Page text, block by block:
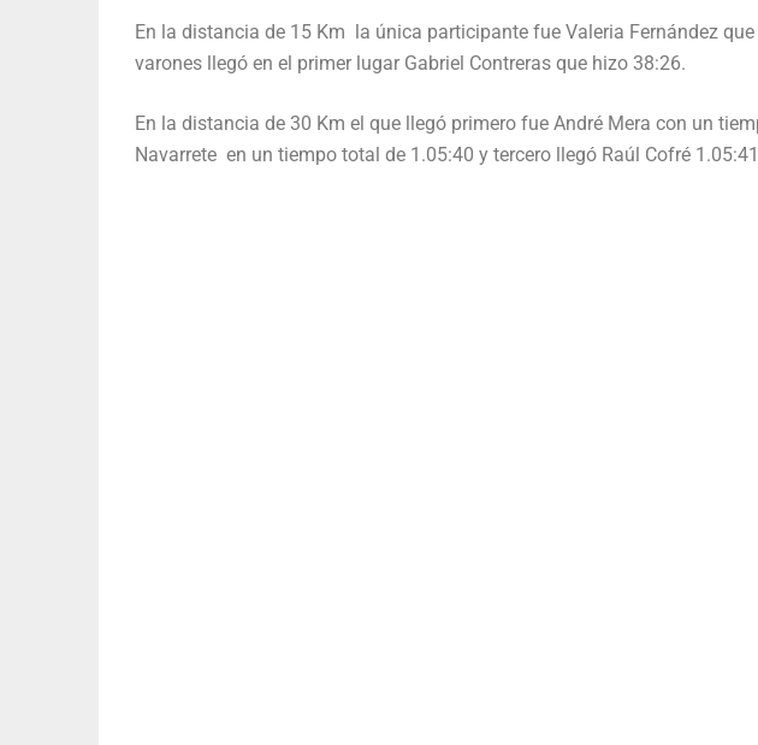
En la distancia de 15 Km la única participante fue Valeria Fernández
varones llegó en el primer lugar Gabriel Contreras que hizo 38:26.
En la distancia de 30 Km el que llegó primero fue André Mera con un
Navarrete en un tiempo total de 1.05:40 y tercero llegó Raúl Cofré